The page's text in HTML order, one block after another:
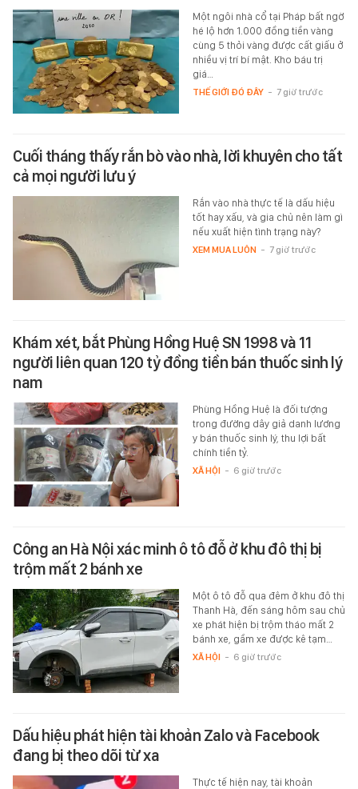
Một ngôi nhà cổ tại Pháp bất ngờ
hé lộ hơn 1.000 đồng tiền vàng
cùng 5 thỏi vàng được cất giấu ở
nhiều vị trí bí mật. Kho báu trị
giá…
THẾ GIỚI ĐÓ ĐÂY - 7 giờ trước
Cuối tháng thấy rắn bò vào nhà, lời khuyên cho tất
cả mọi người lưu ý
Rắn vào nhà thực tế là dấu hiệu
tốt hay xấu, và gia chủ nên làm gì
nếu xuất hiện tình trạng này?
XEM MUA LUÔN - 7 giờ trước
Khám xét, bắt Phùng Hồng Huệ SN 1998 và 11
người liên quan 120 tỷ đồng tiền bán thuốc sinh lý
nam
Phùng Hồng Huệ là đối tượng
trong đường dây giả danh lương
y bán thuốc sinh lý, thu lợi bất
chính tiền tỷ.
XÃ HỘI - 6 giờ trước
Công an Hà Nội xác minh ô tô đỗ ở khu đô thị bị
trộm mất 2 bánh xe
Một ô tô đỗ qua đêm ở khu đô thị
Thanh Hà, đến sáng hôm sau chủ
xe phát hiện bị trộm tháo mất 2
bánh xe, gầm xe được kê tạm…
XÃ HỘI - 6 giờ trước
Dấu hiệu phát hiện tài khoản Zalo và Facebook
đang bị theo dõi từ xa
Thực tế hiện nay, tài khoản